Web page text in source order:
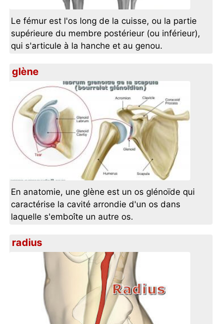
Le fémur est l'os long de la cuisse, ou la partie
supérieure du membre postérieur (ou inférieur),
qui s'articule à la hanche et au genou.
glène
En anatomie, une glène est un os glénoïde qui
caractérise la cavité arrondie d'un os dans
laquelle s'emboîte un autre os.
radius